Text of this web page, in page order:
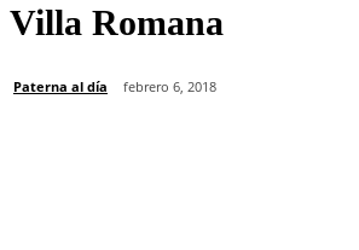
Villa Romana
Paterna al día febrero 6, 2018